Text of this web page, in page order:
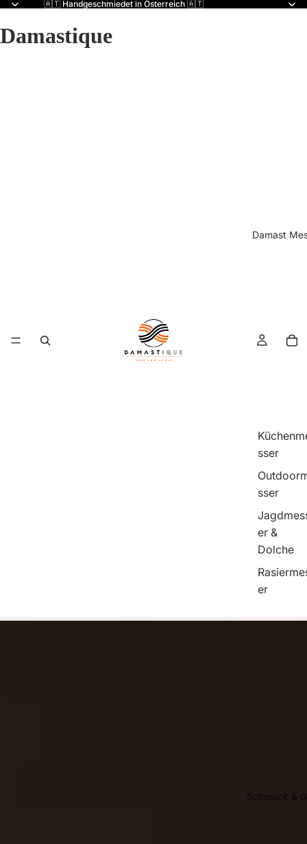
🇦🇹 Handgeschmiedet in Österreich 🇦🇹
Damastique
Damast
sser
sser
er &
Dolche
er
Schmuck &